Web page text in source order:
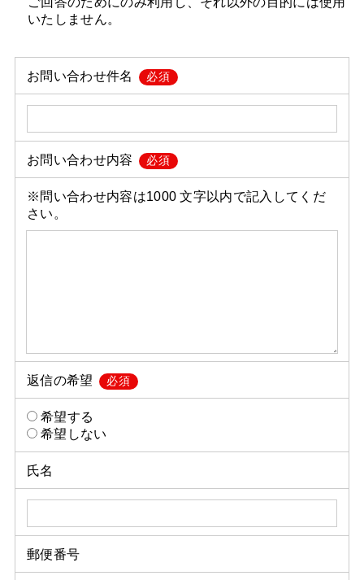
いたしません。
お問い合わせ件名 必須
お問い合わせ内容 必須
※問い合わせ内容は1000 文字以内で記入してくだ
さい。
返信の希望 必須
希望する
希望しない
氏名
郵便番号